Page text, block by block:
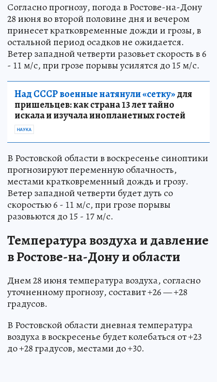
Согласно прогнозу, погода в Ростове-на-Дону
28 июня во второй половине дня и вечером
принесет кратковременные дожди и грозы, в
остальной период осадков не ожидается.
Ветер западной четверти разовьет скорость в 6
- 11 м/с, при грозе порывы усилятся до 15 м/с.
Над СССР военные натянули «сетку»для
пришельцев: как страна 13 лет тайно
искала и изучала инопланетных гостей
НАУКА
В Ростовской области в воскресенье синоптики
прогнозируют переменную облачность,
местами кратковременный дождь и грозу.
Ветер западной четверти будет дуть со
скоростью 6 - 11 м/с, при грозе порывы
разовьются до 15 - 17 м/с.
Температура воздуха и давление
в Ростове-на-Дону и области
Днем 28 июня температура воздуха, согласно
уточненному прогнозу, составит +26 — +28
градусов.
В Ростовской области дневная температура
воздуха в воскресенье будет колебаться от +23
до +28 градусов, местами до +30.